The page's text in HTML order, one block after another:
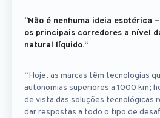
“Não é nenhuma ideia esotérica
os principais corredores a nível
natural líquido.“
“Hoje, as marcas têm tecnologias
autonomias superiores a 1000 km;
de vista das soluções tecnológicas
dar respostas a todo o tipo de